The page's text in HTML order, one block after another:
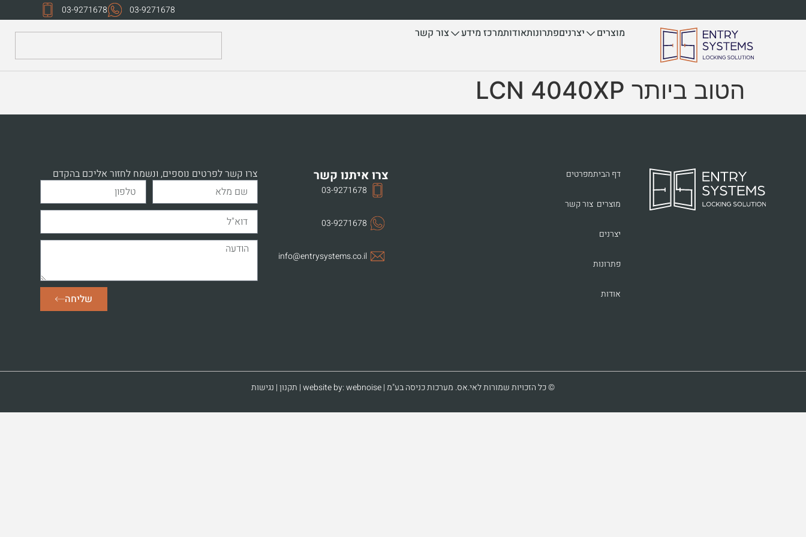
03-9271678 03-9271678
מוצרים יצרניםפתרונותאודותמרכז מידע צור קשר
הטוב ביותר LCN 4040XP
דף הבית
מוצרים
יצרנים
פתרונות
אודות
מפרטים
צור קשר
צרו איתנו קשר
03-9271678
03-9271678
info@entrysystems.co.il
צרו קשר לפרטים נוספים, ונשמח לחזור אליכם בהקדם
שליחה
© כל הזכויות שמורות לאי.אס. מערכות כניסה בע"מ | website by:webnoise
| תקנון| נגישות